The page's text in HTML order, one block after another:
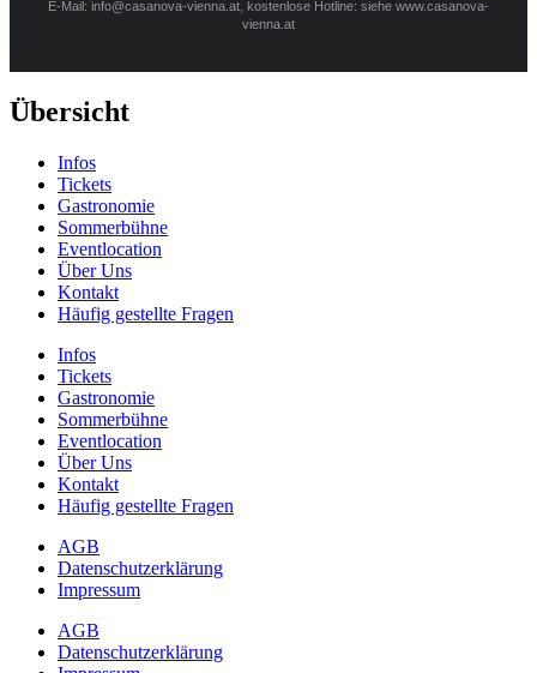
E-Mail: info@casanova-vienna.at, kostenlose Hotline: siehe www.casanova-
vienna.at
Übersicht
Infos
Tickets
Gastronomie
Sommerbühne
Eventlocation
Über Uns
Kontakt
Häufig gestellte Fragen
Infos
Tickets
Gastronomie
Sommerbühne
Eventlocation
Über Uns
Kontakt
Häufig gestellte Fragen
AGB
Datenschutzerklärung
Impressum
AGB
Datenschutzerklärung